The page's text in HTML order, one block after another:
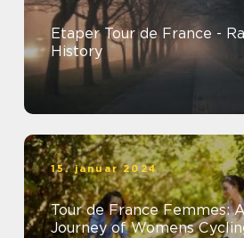
Etaper Tour de France -
History
15. januar 2024
Tour de France Femmes:
Journey of Womens